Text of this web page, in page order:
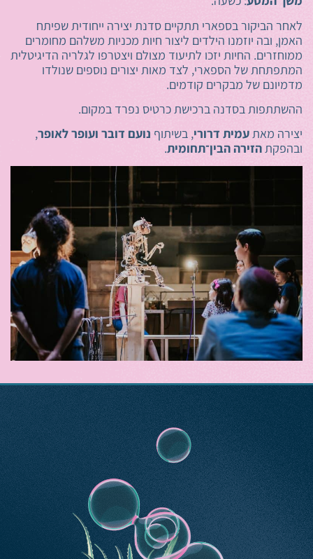
לאחר הביקור בספארי תתקיים סדנת יצירה ייחודית שפיתח
האמן, ובה יוזמנו הילדים ליצור חיות מכניות משלהם מחומרים
ממוחזרים. החיות יזכו לתיעוד מצולם ויצטרפו לגלריה הדיגיטלית
המתפתחת של הספארי, לצד מאות יצורים נוספים שנולדו
מדמיונם של מבקרים קודמים.
ההשתתפות בסדנה ברכישת כרטיס נפרד במקום.
יצירה מאתעמית דרורי, בשיתוף נועם דובר ועופר לאופר,
ובהפקתהזירה הבין־תחומית.